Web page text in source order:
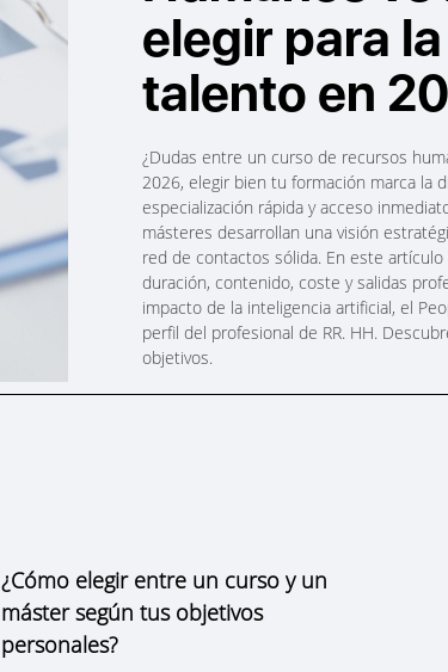
elegir para
talento en
¿Dudas entre un curso de recursos
2026, elegir bien tu formación marca la
especialización rápida y acceso
másteres desarrollan una visión
red de contactos sólida. En este
duración, contenido, coste y salidas
impacto de la inteligencia artificial, el
perfil del profesional de RR. HH.
objetivos.
¿Cómo elegir entre un curso y un
máster según tus objetivos
personales?